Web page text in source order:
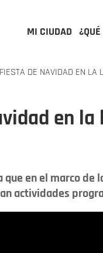
MI CIUDAD
DE NAVIDAD EN LA
en la
en el marco de
actividades